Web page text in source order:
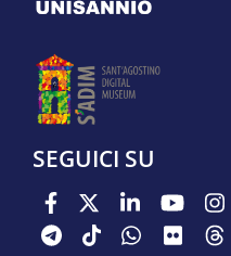
SEGUICI SU